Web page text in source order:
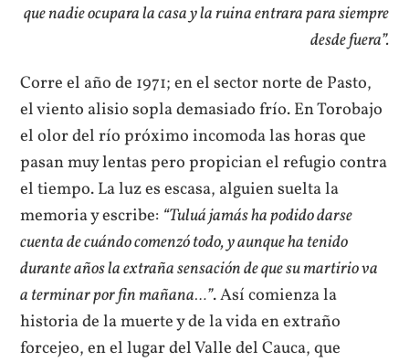
que nadie ocupara la casa y la ruina entrara para siempre
desde fuera”.
Corre el año de 1971; en el sector norte de Pasto,
el viento alisio sopla demasiado frío. En Torobajo
el olor del río próximo incomoda las horas que
pasan muy lentas pero propician el refugio contra
el tiempo. La luz es escasa, alguien suelta la
memoria y escribe: “Tuluá jamás ha podido darse
cuenta de cuándo comenzó todo, y aunque ha tenido
durante años la extraña sensación de que su martirio va
a terminar por fin mañana…”. Así comienza la
historia de la muerte y de la vida en extraño
forcejeo, en el lugar del Valle del Cauca, que